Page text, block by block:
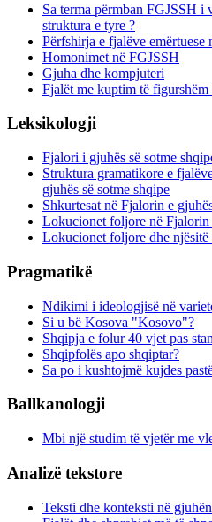
Sa terma përmban FGJSSH i
struktura e tyre ?
Përfshirja e fjalëve emërtuese
Homonimet në FGJSSH
Gjuha dhe kompjuteri
Fjalët me kuptim të
Leksikologji
Fjalori i gjuhës së sotme
Struktura gramatikore e
gjuhës së sotme shqipe
Shkurtesat në Fjalorin e
Lokucionet foljore në
Lokucionet foljore dhe
Pragmatikë
Ndikimi i ideologjisë në
Si u bë Kosova "Kosovo"?
Shqipja e folur 40 vjet pas
Shqipfolës apo shqiptar?
Sa po i kushtojmë kujdes
Ballkanologji
Mbi një studim të vjetër me
Analizë tekstore
Teksti dhe konteksti në